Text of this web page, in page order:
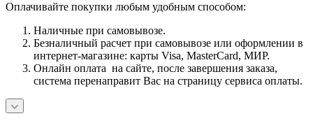
Оплачивайте покупки любым удобным способом:
Наличные при самовывозе.
Безналичный расчет при самовывозе или оформлении в
интернет-магазине: карты Visa, MasterCard, МИР.
Онлайн оплата на сайте, после завершения заказа,
система перенаправит Вас на страницу сервиса оплаты.